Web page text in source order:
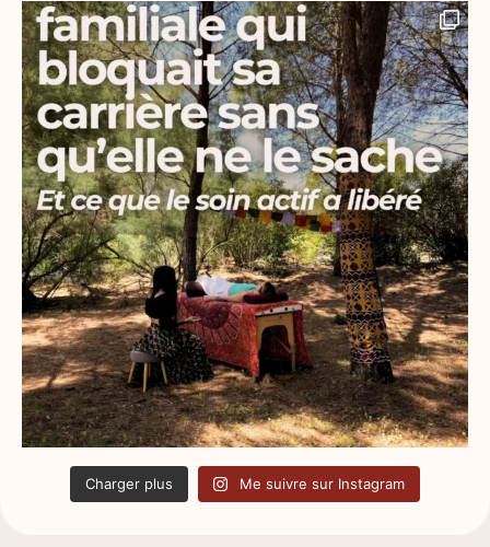
Charger plus Me suivre sur Instagram